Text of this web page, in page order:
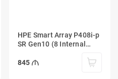
HPE Smart Array P408i-p
SR Gen10 (8 Internal
SAS PCIe Plug-in
845